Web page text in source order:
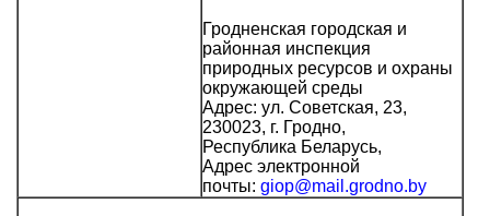
Гродненская городская и
районная инспекция
природных ресурсов и охраны
окружающей среды
Адрес: ул. Советская, 23,
230023, г. Гродно,
Республика Беларусь,
Адрес электронной
почты: giop@mail.grodno.by